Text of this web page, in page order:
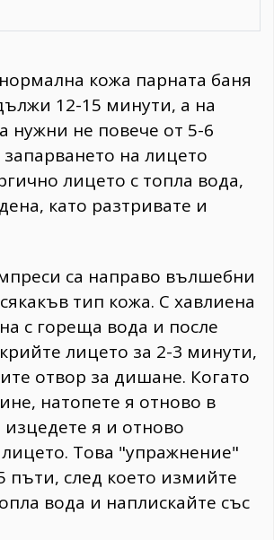
кожа парната баня
12-15 минути, а на
нужни не повече от 5-6
на лицето
лицето с топла вода,
като разтривате и
са направо вълшебни
тип кожа. С хавлиена
с гореща вода и после
лицето за 2-3 минути,
отвор за дишане. Когато
натопете я отново в
я и отново
лицето. Това "упражнение"
пъти, след което измийте
вода и наплискайте със